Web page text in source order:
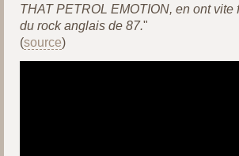
THAT PETROL EMOTION, en ont vite
du rock anglais de 87."
(source)